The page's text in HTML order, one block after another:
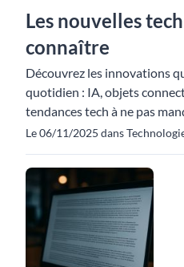
Les nouvelles
connaître
Découvrez les innovations
quotidien : IA, objets
tendances tech à ne pas
Le 06/11/2025 dans